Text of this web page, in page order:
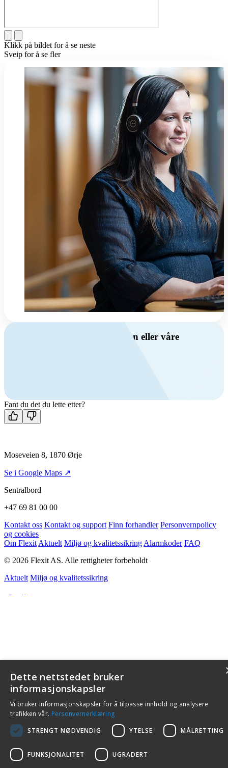
Klikk på bildet for å se neste
Sveip for å se fler
Har du spørsmål om ventilasjon eller våre
Kontakt oss
Fant du det du lette etter?
Moseveien 8, 1870 Ørje
Se i Google Maps ↗
Sentralbord
+47 69 81 00 00
Kontakt oss Kontakt og support Finn forhandler Personvernpolicy
og cookies
Om Flexit Aktuelt Miljø og kvalitetssikring Alarmkoder FAQ
© 2026 Flexit AS. Alle rettigheter forbeholdt
Aktuelt Miljø og kvalitetssikring
Dette nettstedet bruker
informasjonskapsler
Vi bruker informasjonskapsler for å tilpasse innhold og analysere
trafikken vår. Personvernerklæring
STRENGT NØDVENDIG
YTELSE MÅLRETTING
FUNKSJONALITET UGRADERT